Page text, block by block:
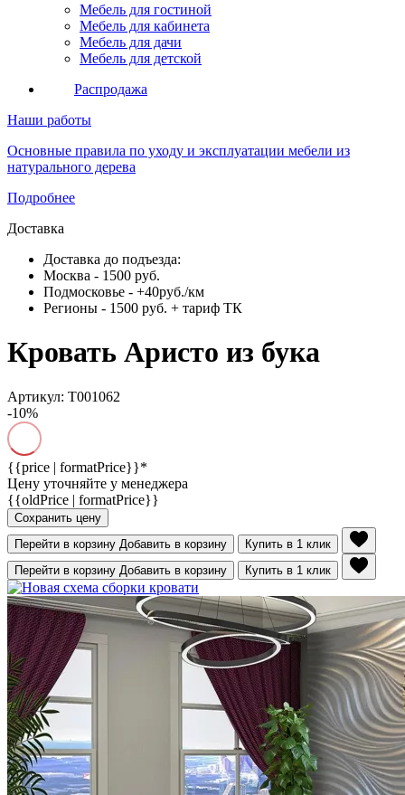
Мебель для гостиной
Мебель для кабинета
Мебель для дачи
Мебель для детской
Распродажа
Наши работы
Основные правила по уходу и эксплуатации мебели из
натурального дерева
Подробнее
Доставка
Доставка до подъезда:
Москва - 1500 руб.
Подмосковье - +40руб./км
Регионы - 1500 руб. + тариф ТК
Кровать Аристо из бука
Артикул: Т001062
-10%
{{price | formatPrice}}*
Цену уточняйте у менеджера
{{oldPrice | formatPrice}}
Сохранить цену
Перейти в корзину Добавить в корзину
Купить в 1 клик
Перейти в корзину Добавить в корзину Купить в 1 клик